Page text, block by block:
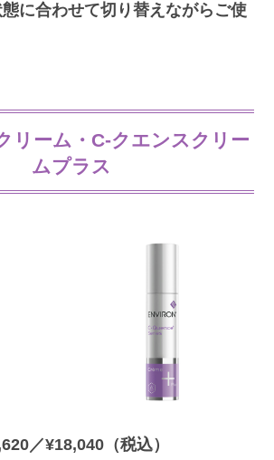
に合わせて切り替えながらご使
リーム・C-クエンスクリー
ムプラス
／¥18,040（税込）